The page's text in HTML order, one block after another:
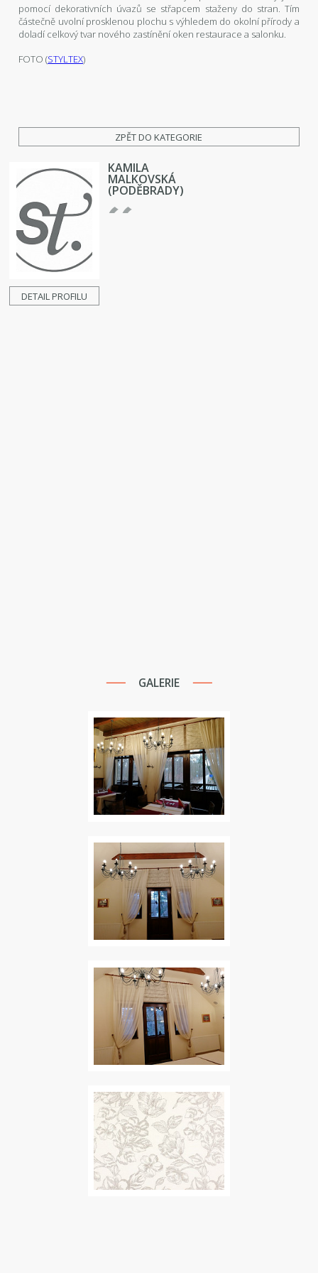
pomocí dekorativních úvazů se střapcem staženy do stran. Tím
částečně uvolní prosklenou plochu s výhledem do okolní přírody a
doladí celkový tvar nového zastínění oken restaurace a salonku.
FOTO (STYLTEX)
ZPĚT DO KATEGORIE
DETAIL PROFILU
KAMILA
MALKOVSKÁ
(PODĚBRADY)
GALERIE